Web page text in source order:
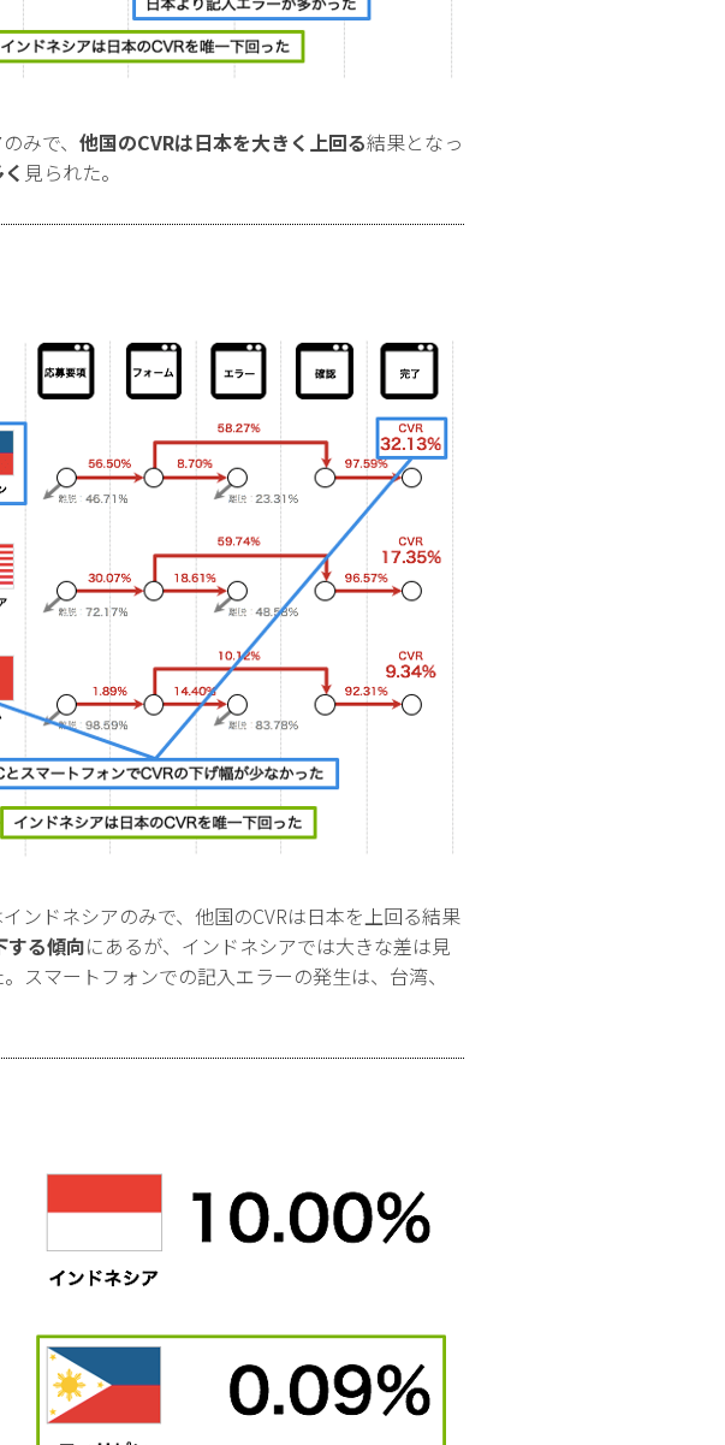
みで、 他国のCVRは日本を大きく上回る結果となっ
見られた。
ンドネシアのみで、他国のCVRは日本を上回る結果
する傾向にあるが、インドネシアでは大きな差は見
スマートフォンでの記入エラーの発生は、台湾、